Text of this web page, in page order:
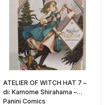
ATELIER OF WITCH HAT 7 –
di: Kamome Shirahama –
Panini Comics